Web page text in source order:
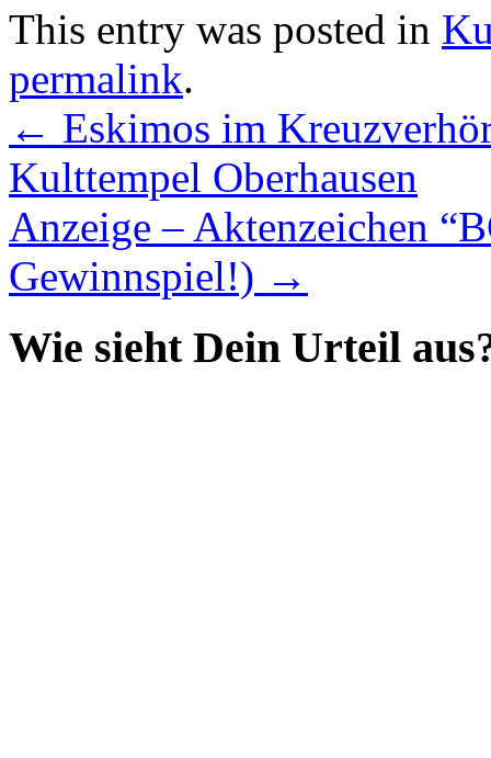
This entry was posted in
permalink.
← Eskimos im
Kulttempel Oberhausen
Anzeige – Aktenzeichen
Gewinnspiel!) →
Wie sieht Dein Urteil